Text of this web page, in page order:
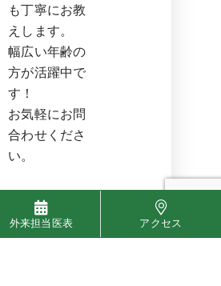
も丁寧にお教
えします。
幅広い年齢の
方が活躍中で
す！
お気軽にお問
合わせくださ
い。
外来担当医表 アクセス